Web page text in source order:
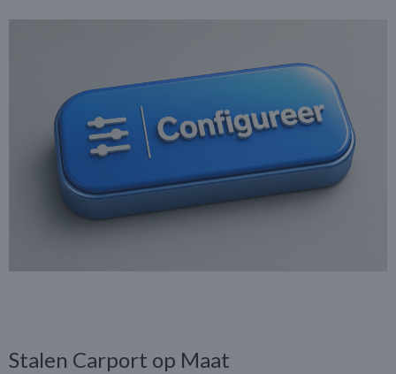
Stalen Carport op Maat